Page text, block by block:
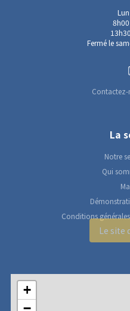
Fermé le
La
Notre
Qui
Conditions
Le site